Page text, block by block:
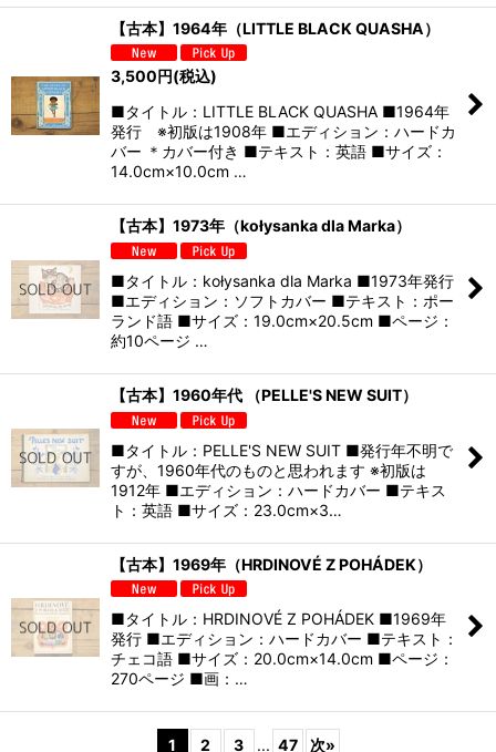
【古本】1964年（LITTLE BLACK QUASHA）
3,500円(税込)
■タイトル：LITTLE BLACK QUASHA ■1964年
発行 ※初版は1908年 ■エディション：ハードカ
バー ＊カバー付き ■テキスト：英語 ■サイズ：
14.0cm×10.0cm …
【古本】1973年（kołysanka dla Marka）
■タイトル：kołysanka dla Marka ■1973年発行
■エディション：ソフトカバー ■テキスト：ポー
ランド語 ■サイズ：19.0cm×20.5cm ■ページ：
約10ページ …
【古本】1960年代 （PELLE'S NEW SUIT）
■タイトル：PELLE'S NEW SUIT ■発行年不明で
すが、1960年代のものと思われます ※初版は
1912年 ■エディション：ハードカバー ■テキス
ト：英語 ■サイズ：23.0cm×3…
【古本】1969年（HRDINOVÉ Z POHÁDEK）
■タイトル：HRDINOVÉ Z POHÁDEK ■1969年
発行 ■エディション：ハードカバー ■テキスト：
チェコ語 ■サイズ：20.0cm×14.0cm ■ページ：
270ページ ■画：…
1 2 3 ... 47 次»